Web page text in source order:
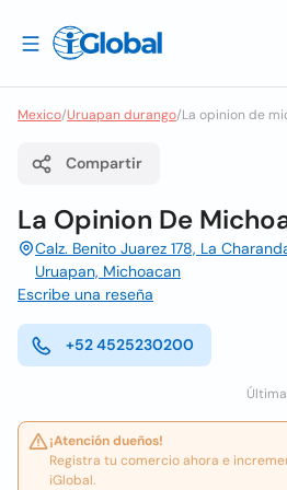
Mexico/Uruapan durango/La opinion de
Compartir
La Opinion De
Calz. Benito Juarez 178, La
Uruapan, Michoacan
Escribe una reseña
+52 4525230200
¡Atención dueños!
Registra tu comercio ahora e
iGlobal.